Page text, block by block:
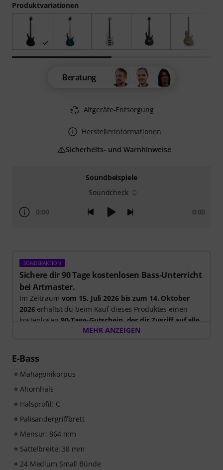
Soundbeispiele
Soundcheck
0:00 0:00
SONDERAKTION
Sichere dir 90 Tage kostenlosen Bass-Unterricht
bei Artmaster.
Im Zeitraum vom 15. Juli 2026 bis zum 14. Oktober
2026erhältst du beim Kauf dieses Produktes einen
kostenlosen 90-Tage-Gutschein, der dir Zugriff auf alle
Artmaster-Kurse bietet– einschließlich des Bass-
dein Timing, deine Technik und deine musikalische
Kreativität zu stärken. ArtMaster.com – deine Online-
Plattform für Bass-Ausbildung und modernes
Musizieren. Bitte beachte, dass die Kurse nur in
ArtMaster.com – lerne direkt von dem renommierten
Bass-Dozenten Marek Bero, der für seinen
Meisterklasse und seine praktischen Übungen bekannt
ist, die jedem Bassisten weiterhelfen — vom Anfänger
MEHR ANZEIGEN
E-Bass
Mahagonikorpus
Ahornhals
Halsprofil: C
Palisandergriffbrett
Mensur: 864 mm
Sattelbreite: 38 mm
24 Medium Small Bünde
Produktvariationen
Beratung
Altgeräte-Entsorgung
Herstellerinformationen
Sicherheits- und Warnhinweise